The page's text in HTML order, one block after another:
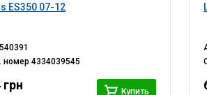
ES350 07-12
540391
номер 4334039545
грн Купить